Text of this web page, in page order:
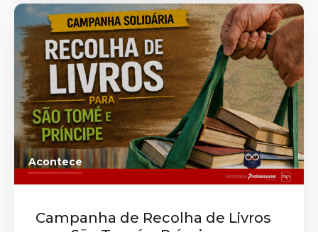
Acontece
Campanha de Recolha de Livros